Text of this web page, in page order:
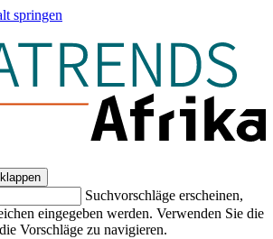
springen
Suchvorschläge erscheinen,
eingegeben werden. Verwenden Sie die
Vorschläge zu navigieren.